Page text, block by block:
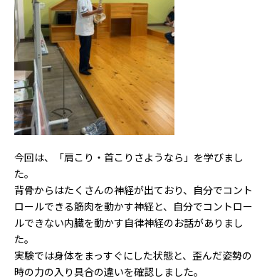
今回は、「肩こり・首こりさようなら」を学びまし
た。
背骨からはたくさんの神経が出ており、自分でコント
ロールできる筋肉を動かす神経と、自分でコントロー
ルできない内臓を動かす自律神経のお話がありまし
た。
実験では身体をまっすぐにした状態と、歪んだ姿勢の
時の力の入り具合の違いを確認しました。